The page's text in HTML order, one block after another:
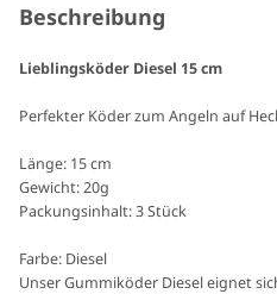
Beschreibung
Lieblingsköder Diesel 15 cm
Perfekter Köder zum Angeln auf
Länge: 15 cm
Gewicht: 20g
Packungsinhalt: 3 Stück
Farbe: Diesel
Unser Gummiköder Diesel eignet